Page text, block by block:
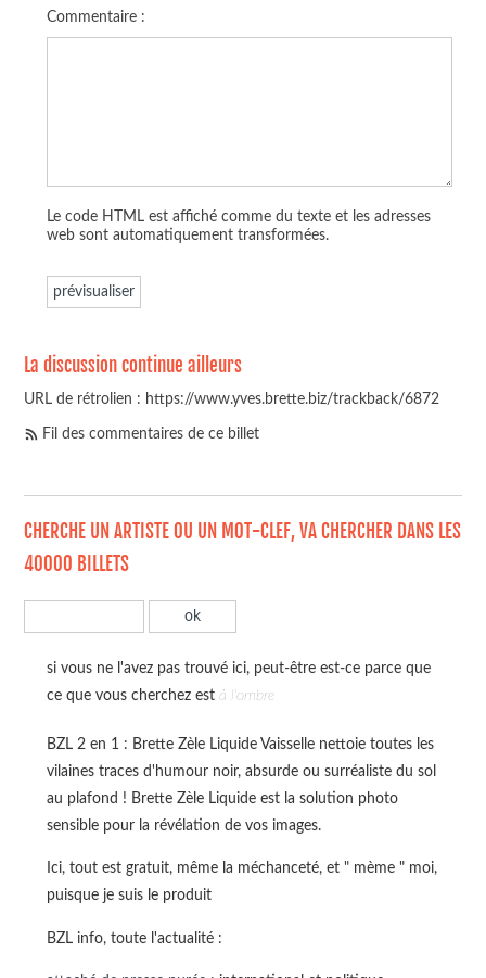
Commentaire :
Le code HTML est affiché comme du texte et les adresses
web sont automatiquement transformées.
La discussion continue ailleurs
URL de rétrolien : https://www.yves.brette.biz/trackback/6872
Fil des commentaires de ce billet
CHERCHE UN ARTISTE OU UN MOT-CLEF, VA CHERCHER DANS LES
40000 BILLETS
si vous ne l'avez pas trouvé ici, peut-être est-ce parce que
ce que vous cherchez est à l'ombre
BZL 2 en 1 : Brette Zèle Liquide Vaisselle nettoie toutes les
vilaines traces d'humour noir, absurde ou surréaliste du sol
au plafond ! Brette Zèle Liquide est la solution photo
sensible pour la révélation de vos images.
Ici, tout est gratuit, même la méchanceté, et " mème " moi,
puisque je suis le produit
BZL info, toute l'actualité :